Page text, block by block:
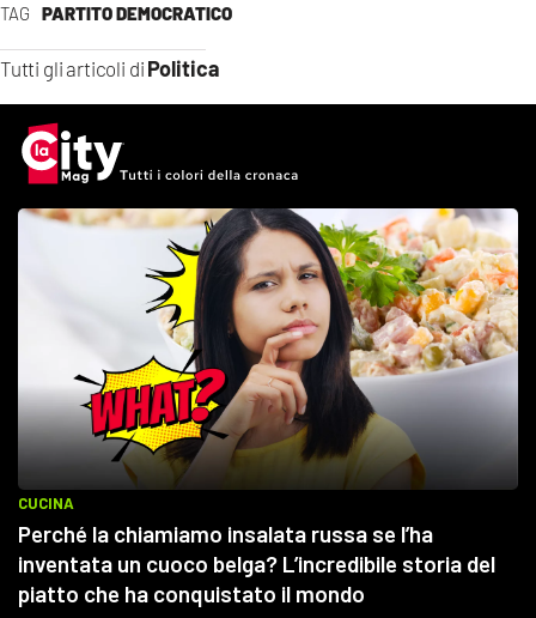
TAG PARTITO DEMOCRATICO
Tutti gli articoli di Politica